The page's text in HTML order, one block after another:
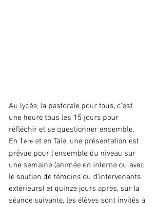
Au lycée, la pastorale pour tous, c’est
une heure tous les 15 jours pour
réfléchir et se questionner ensemble.
En 1 ère et en Tale, une présentation est
prévue pour l’ensemble du niveau sur
une semaine (animée en interne ou avec
le soutien de témoins ou d’intervenants
extérieurs) et quinze jours après, sur la
séance suivante, les élèves sont invités à